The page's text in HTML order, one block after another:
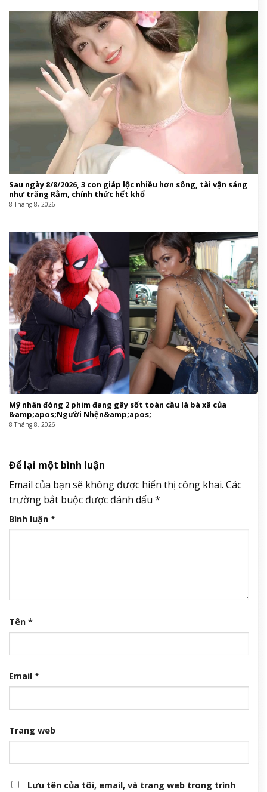
Sau ngày 8/8/2026, 3 con giáp lộc nhiều hơn sông, tài vận sáng
như trăng Rằm, chính thức hết khổ
8 Tháng 8, 2026
Mỹ nhân đóng 2 phim đang gây sốt toàn cầu là bà xã của
&amp;apos;Người Nhện&amp;apos;
8 Tháng 8, 2026
Để lại một bình luận
Email của bạn sẽ không được hiển thị công khai. Các
trường bắt buộc được đánh dấu *
Bình luận *
Tên *
Email *
Trang web
Lưu tên của tôi, email, và trang web trong trình